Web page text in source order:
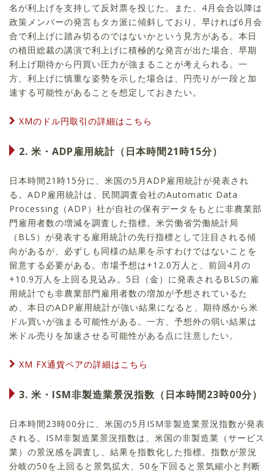
名が利上げを支持して反対票を投じた。また、4月会合以降は
政策メンバーの発言もタカ派に傾斜しており、早ければ6月会
合で利上げに踏み切るのではないかという見方がある。本日
の植田総裁の講演で利上げに積極的な発言が出た場合、早期
利上げ期待から円買い圧力が強まることが考えられる。一
方、利上げに慎重な姿勢を示した場合は、円売りが一段と加
速する可能性があることを想定しておきたい。
XMのドル円取引の詳細はこちら
2. 米・ADP雇用統計（日本時間21時15分）
日本時間21時15分に、米国の5月ADP雇用統計が発表され
る。ADP雇用統計は、民間調査会社のAutomatic Data
Processing（ADP）社が自社の保有データをもとに非農業部
門雇用者数の増減を調査した指標。米労働省労働統計局
（BLS）が発表する雇用統計の先行指標として注目される傾
向があるが、必ずしも同様の結果を示すわけではないことを
留意する必要がある。市場予想は+12.0万人と、前回4月の
+10.9万人を上回る見込み。5日（金）に発表されるBLSの雇
用統計でも非農業部門雇用者数の増加が予想されているた
め、本日のADP雇用統計が強い結果になると、期待感から米
ドル買いが強まる可能性がある。一方、予想外の弱い結果は
米ドル売りを加速させる可能性がある点に注意したい。
XM FX通貨ペアの詳細はこちら
3. 米・ISM非製造業景況指数（日本時間23時00分）
日本時間23時00分に、米国の5月ISM非製造業景況指数が発表
される。ISM非製造業景況指数は、米国の非製造業（サービス
業）の景況感を調査し、結果を指数化した指標。指数が景況
分岐の50を上回ると景気拡大、50を下回ると景気縮小と判断